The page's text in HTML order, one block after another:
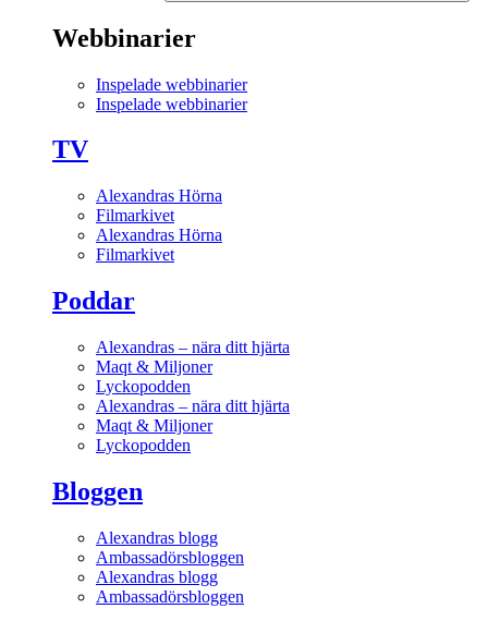
Webbinarier
Inspelade webbinarier
Inspelade webbinarier
TV
Alexandras Hörna
Filmarkivet
Alexandras Hörna
Filmarkivet
Poddar
Alexandras – nära ditt hjärta
Maqt & Miljoner
Lyckopodden
Alexandras – nära ditt hjärta
Maqt & Miljoner
Lyckopodden
Bloggen
Alexandras blogg
Ambassadörsbloggen
Alexandras blogg
Ambassadörsbloggen